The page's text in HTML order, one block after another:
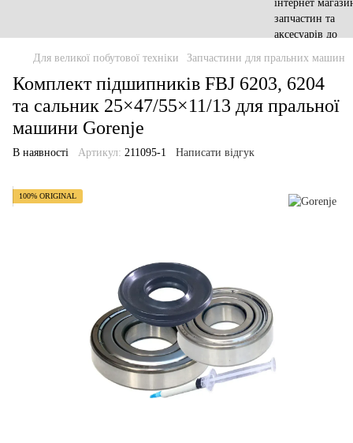
Для великої побутової техніки Запчастини для пральних машин
Комплект підшипників FBJ 6203, 6204
та сальник 25×47/55×11/13 для пральної
машини Gorenje
В наявності Артикул: 211095-1 Написати відгук
100% ORIGINAL